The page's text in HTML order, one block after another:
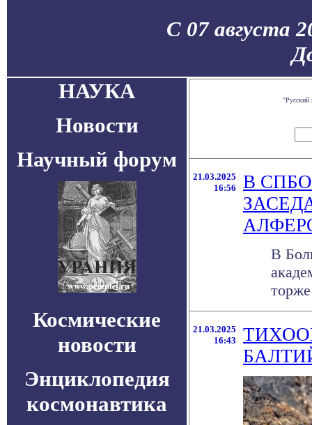
С 07 августа
НАУКА
Новости
Научный форум
Космические
новости
Энциклопедия
космонавтика
"Русский
21.03.2025
16:56
В
В
21.03.2025
16:43